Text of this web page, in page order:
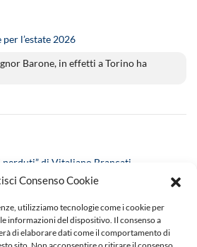
Consenso Cookie
utilizziamo tecnologie come i cookie per
informazioni del dispositivo. Il consenso a
di elaborare dati come il comportamento di
l’estate 2026
Barone, in effetti a Torino ha
perduti” di Vitaliano Brancati
appena ascoltato su radio3 (Ad